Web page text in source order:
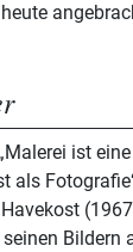
ist
als
Bildern